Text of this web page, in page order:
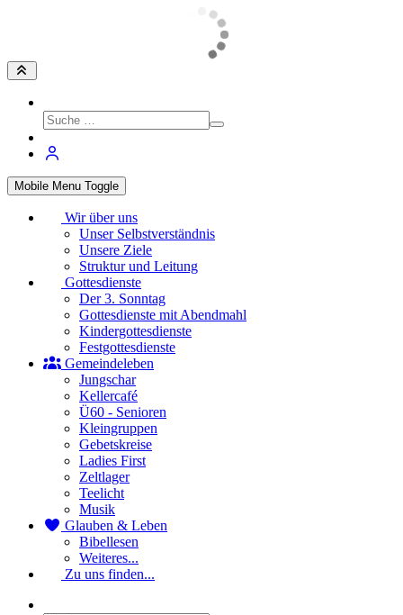
Mobile Menu Toggle
Wir über uns
Unser Selbstverständnis
Unsere Ziele
Struktur und Leitung
Gottesdienste
Der 3. Sonntag
Gottesdienste mit Abendmahl
Kindergottesdienste
Festgottesdienste
Gemeindeleben
Jungschar
Kellercafé
Ü60 - Senioren
Kleingruppen
Gebetskreise
Ladies First
Zeltlager
Teelicht
Musik
Glauben & Leben
Bibellesen
Weiteres...
Zu uns finden...